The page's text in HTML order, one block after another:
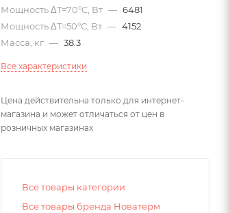
Мощность ΔT=70°С, Вт — 6481
Мощность ΔT=50°С, Вт — 4152
Масса, кг — 38.3
Все характеристики
Цена действительна только для интернет-
магазина и может отличаться от цен в
розничных магазинах
Все товары категории
Все товары бренда Новатерм